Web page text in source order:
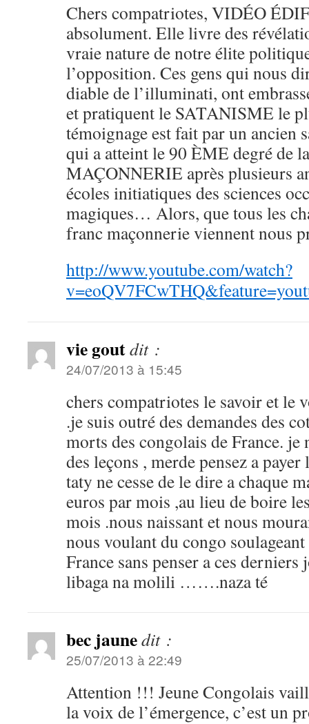
Chers compatriotes, VIDÉO
absolument. Elle livre des
vraie nature de notre élite
l’opposition. Ces gens qui nous
diable de l’illuminati, ont
et pratiquent le SATANISME le
témoignage est fait par un ancien
qui a atteint le 90 ÈME degré de
MAÇONNERIE après plusieurs
écoles initiatiques des sciences
magiques… Alors, que tous les
franc maçonnerie viennent nous
http://www.youtube.com/watch?
vie goutdit :
24/07/2013 à 15:45
chers compatriotes le savoir et le
.je suis outré des demandes des
morts des congolais de France. je
des leçons , merde pensez a
taty ne cesse de le dire a chaque
euros par mois ,au lieu de boire
mois .nous naissant et nous
nous voulant du congo
France sans penser a ces
libaga na molili …….naza té
bec jaunedit :
25/07/2013 à 22:49
Attention !!! Jeune Congolais
la voix de l’émergence, c’est un